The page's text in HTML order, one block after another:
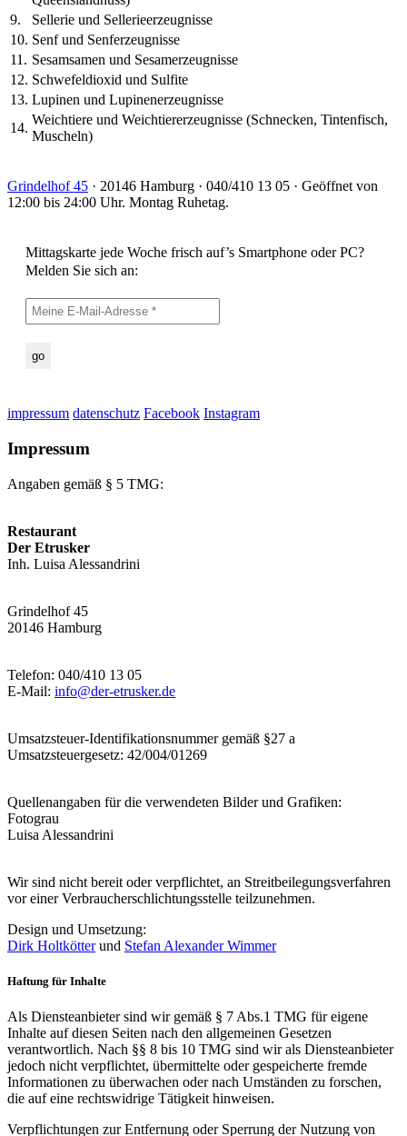
9.
Sellerie und Sellerieerzeugnisse
10. Senf und Senferzeugnisse
11. Sesamsamen und Sesamerzeugnisse
12. Schwefeldioxid und Sulfite
13. Lupinen und Lupinenerzeugnisse
14.
Weichtiere und Weichtiererzeugnisse (Schnecken, Tintenfisch,
Muscheln)
Grindelhof 45 · 20146 Hamburg · 040/410 13 05 · Geöffnet von
12:00 bis 24:00 Uhr. Montag Ruhetag.
Mittagskarte jede Woche frisch auf’s Smartphone oder PC?
Melden Sie sich an:
impressum datenschutz Facebook Instagram
Impressum
Angaben gemäß § 5 TMG:
Restaurant
Der Etrusker
Inh. Luisa Alessandrini
Grindelhof 45
20146 Hamburg
Telefon: 040/410 13 05
E-Mail: info@der-etrusker.de
Umsatzsteuer-Identifikationsnummer gemäß §27 a
Umsatzsteuergesetz: 42/004/01269
Quellenangaben für die verwendeten Bilder und Grafiken:
Fotograu
Luisa Alessandrini
Wir sind nicht bereit oder verpflichtet, an Streitbeilegungsverfahren
vor einer Verbraucherschlichtungsstelle teilzunehmen.
Design und Umsetzung:
Dirk Holtkötterund Stefan Alexander Wimmer
Haftung für Inhalte
Als Diensteanbieter sind wir gemäß § 7 Abs.1 TMG für eigene
Inhalte auf diesen Seiten nach den allgemeinen Gesetzen
verantwortlich. Nach §§ 8 bis 10 TMG sind wir als Diensteanbieter
jedoch nicht verpflichtet, übermittelte oder gespeicherte fremde
Informationen zu überwachen oder nach Umständen zu forschen,
die auf eine rechtswidrige Tätigkeit hinweisen.
Verpflichtungen zur Entfernung oder Sperrung der Nutzung von